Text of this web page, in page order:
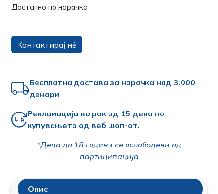
Достапно по нарачка
Контактирај нé
Бесплатна достава за нарачка над 3.000
денари
Рекламација во рок од 15 дена по
купувањето од веб шоп-от.
*Деца до 18 години се ослободени од
партиципација
Опис